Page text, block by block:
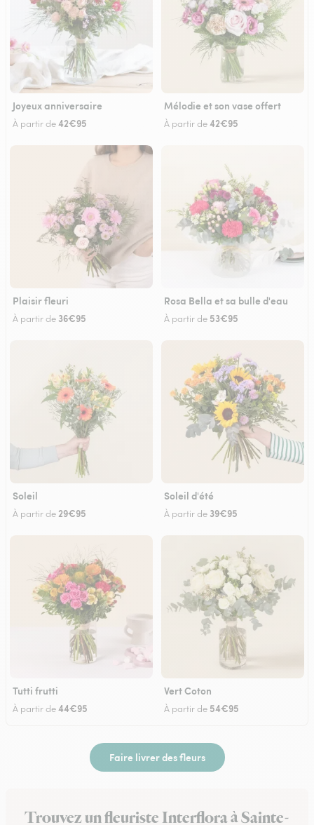
Joyeux anniversaire
À partir de42€95
Mélodie et son vase offert
À partir de42€95
Plaisir fleuri
À partir de 36€95
Rosa Bella et sa bulle d'eau
À partir de 53€95
Soleil
À partir de 29€95
Soleil d'été
À partir de 39€95
Tutti frutti
À partir de44€95
Vert Coton
À partir de 54€95
Faire livrer des fleurs
Trouvez un fleuriste Interflora à Sainte-